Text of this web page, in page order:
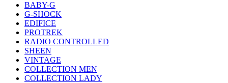
BABY-G
G-SHOCK
EDIFICE
PROTREK
RADIO CONTROLLED
SHEEN
VINTAGE
COLLECTION MEN
COLLECTION LADY